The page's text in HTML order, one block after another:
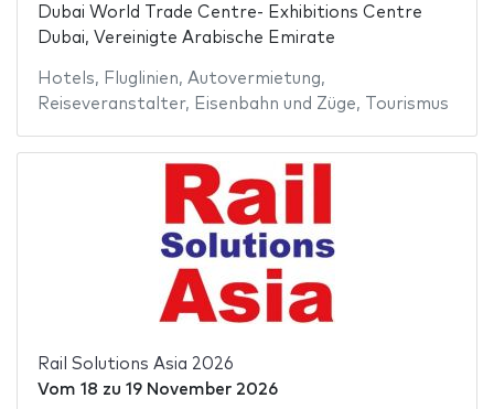
Dubai World Trade Centre- Exhibitions Centre
Dubai, Vereinigte Arabische Emirate
Hotels, Fluglinien, Autovermietung,
Reiseveranstalter, Eisenbahn und Züge, Tourismus
Rail Solutions Asia 2026
Vom 18 zu 19 November 2026